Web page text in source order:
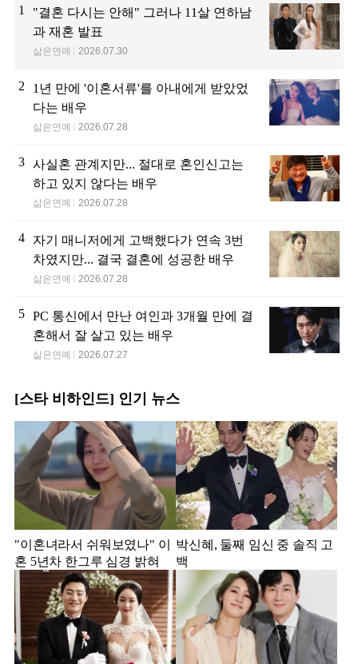
1
"결혼 다시는 안해" 그러나 11살 연하남
과 재혼 발표
삶은연예 2026.07.30
2
1년 만에 '이혼서류'를 아내에게 받았었
다는 배우
삶은연예 2026.07.28
3 사실혼 관계지만... 절대로 혼인신고는
하고 있지 않다는 배우
삶은연예 2026.07.28
4
자기 매니저에게 고백했다가 연속 3번
차였지만... 결국 결혼에 성공한 배우
삶은연예 2026.07.28
5 PC 통신에서 만난 여인과 3개월 만에 결
혼해서 잘 살고 있는 배우
삶은연예 2026.07.27
[스타 비하인드] 인기 뉴스
"이혼녀라서 쉬워보였나" 이
혼 5년차 한그루 심경 밝혀
박신혜, 둘째 임신 중 솔직 고
백